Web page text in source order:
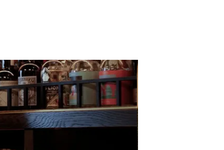
GENERAL ADMISSION
Mr.FATMAN
TACORIDE